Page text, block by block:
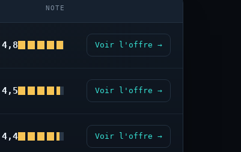
NOTE
4,8 Voir l'offre →
4,5 Voir l'offre →
4,4 Voir l'offre →